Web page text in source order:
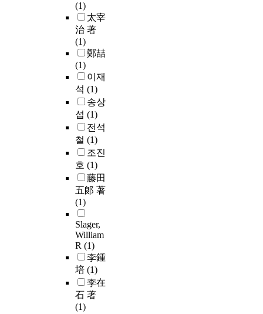
(1)
太宰
治 著
(1)
鄭喆
(1)
이재
석 (1)
송상
섭 (1)
전석
철 (1)
조진
호 (1)
藤田
五郞 著
(1)
Slager,
William
R (1)
李鍾
培 (1)
李在
石 著
(1)